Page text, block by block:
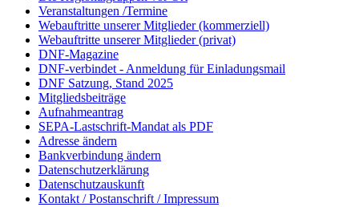
Veranstaltungen /Termine
Webauftritte unserer Mitglieder (kommerziell)
Webauftritte unserer Mitglieder (privat)
DNF-Magazine
DNF-verbindet - Anmeldung für Einladungsmail
DNF Satzung, Stand 2025
Mitgliedsbeiträge
Aufnahmeantrag
SEPA-Lastschrift-Mandat als PDF
Adresse ändern
Bankverbindung ändern
Datenschutzerklärung
Datenschutzauskunft
Kontakt / Postanschrift / Impressum